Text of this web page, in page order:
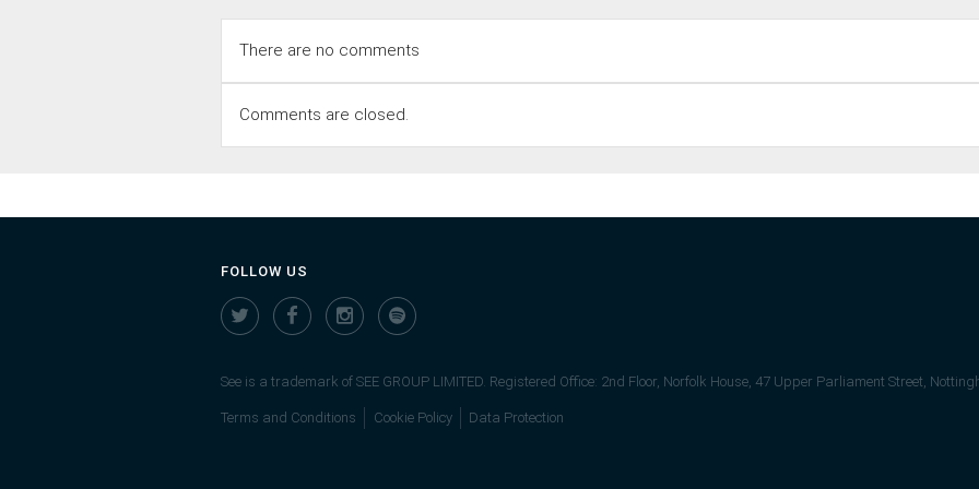
There are no comments
Comments are closed.
FOLLOW US
See is a trademark of SEE GROUP LIMITED. Registered Office: 2nd Floor, Norfolk House, 47 Upper Parliament Street,
Terms and Conditions Cookie Policy Data Protection